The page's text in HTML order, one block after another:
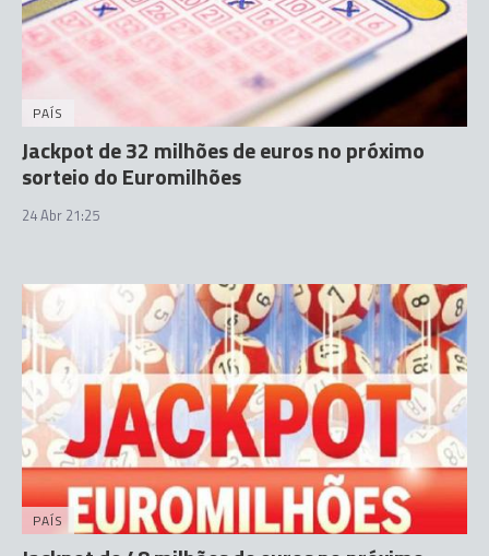
PAÍS
Jackpot de 32 milhões de euros no próximo
sorteio do Euromilhões
24 Abr 21:25
PAÍS